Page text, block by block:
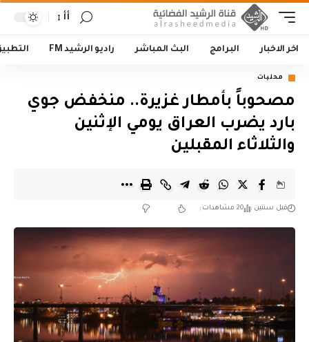
أأ
اخر الاخبار البرامج البث المباشر راديو الرشيد FM
محليات
مصحوباً بأمطار غزيرة.. منخفض جوي
بارد يضرب العراق يومي الإثنين
والثلاثاء المقبلين
قبل سنتين 20 مشاهدات